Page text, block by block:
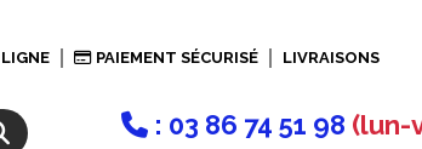
 : 03 86 74 51 98 (lun-
LIGNE PAIEMENT SÉCURISÉ LIVRAISONS